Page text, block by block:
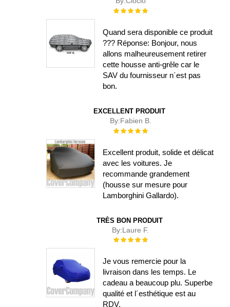
Évaluation :
Quand sera disponible ce produit
??? Réponse: Bonjour, nous
allons malheureusement retirer
cette housse anti-grêle car le
SAV du fournisseur n´est pas
bon.
EXCELLENT PRODUIT
By:Fabien B.
Évaluation :
Excellent produit, solide et délicat
avec les voitures. Je
recommande grandement
(housse sur mesure pour
Lamborghini Gallardo).
TRÈS BON PRODUIT
By:Laure F.
Évaluation :
Je vous remercie pour la
livraison dans les temps. Le
cadeau a beaucoup plu. Superbe
qualité et l´esthétique est au
RDV.